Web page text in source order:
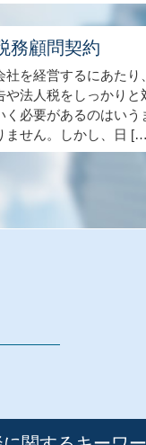
務顧問契約
社を経営するにあたり
や法人税をしっかりと
く必要があるのはいう
ません。しかし、日